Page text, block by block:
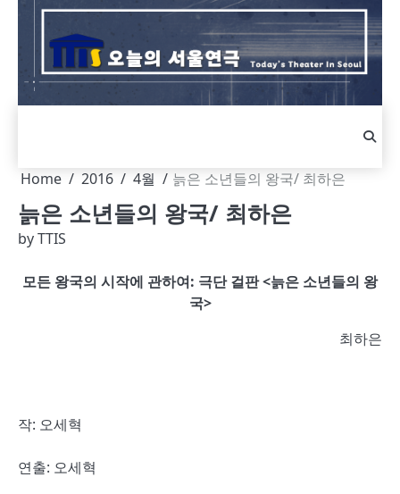
Skip
content
Home 2016 4월 늙은 소년들의 왕국/ 최하은
늙은 소년들의 왕국/ 최하은
byTTIS
모든 왕국의 시작에 관하여: 극단 걸판 <늙은 소년들의 왕
국>
최하은
작: 오세혁
연출: 오세혁